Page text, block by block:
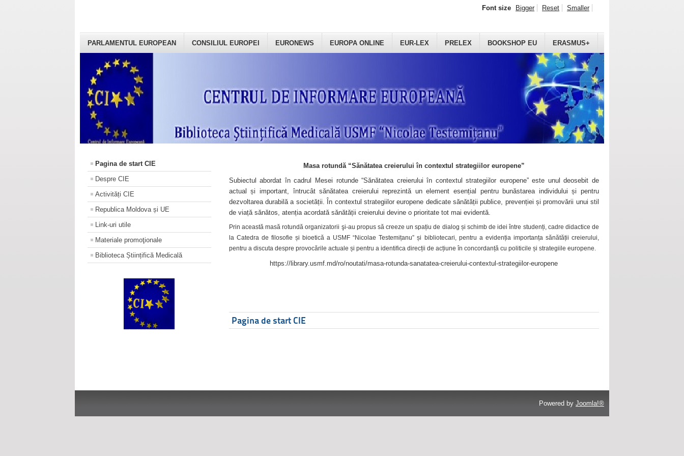
PARLAMENTUL EUROPEAN CONSILIUL EUROPEI EURONEWS EUROPA ONLINE EUR-LEX PRELEX BOOKSHOP EU ERASMUS+
Font size Bigger Reset Smaller
Pagina de start CIE
Despre CIE
Activități CIE
Republica Moldova și UE
Link-uri utile
Materiale promoţionale
Biblioteca Științifică Medicală
Masa rotundă “Sănătatea creierului în contextul strategiilor europene”
Subiectul abordat în cadrul Mesei rotunde “Sănătatea creierului în contextul strategiilor europene” este unul deosebit de
actual și important, întrucât sănătatea creierului reprezintă un element esențial pentru bunăstarea individului și pentru
dezvoltarea durabilă a societății. În contextul strategiilor europene dedicate sănătății publice, prevenției și promovării unui stil
de viață sănătos, atenția acordată sănătății creierului devine o prioritate tot mai evidentă.
Prin această masă rotundă organizatorii şi-au propus să creeze un spațiu de dialog și schimb de idei între studenți, cadre didactice de
la Catedra de filosofie și bioetică a USMF “Nicolae Testemițanu” și bibliotecari, pentru a evidenția importanța sănătății creierului,
pentru a discuta despre provocările actuale și pentru a identifica direcții de acțiune în concordanță cu politicile și strategiile europene.
https://library.usmf.md/ro/noutati/masa-rotunda-sanatatea-creierului-contextul-strategiilor-europene
Pagina de start CIE
Powered by Joomla!®